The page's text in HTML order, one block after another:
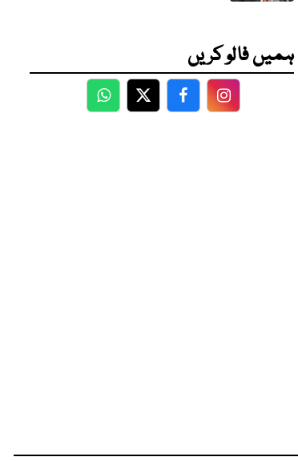
ہمیں فالو کریں
WhatsApp
TwitterFacebookFacebook